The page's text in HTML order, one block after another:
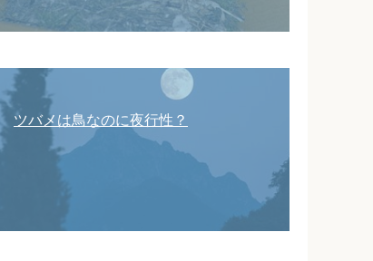
ツバメは鳥なのに夜行性？